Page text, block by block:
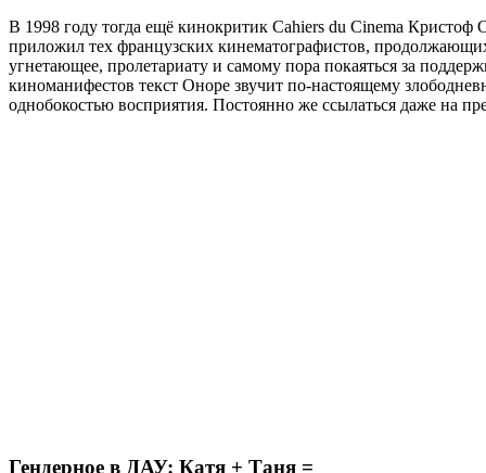
В 1998 году тогда ещё кинокритик Cahiers du Cinema Кристоф
приложил тех французских кинематографистов,
угнетающее, пролетариату и самому пора покаяться за
киноманифестов текст Оноре звучит по-настоящему
однобокостью восприятия. Постоянно же ссылаться даже на
Гендерное в ДАУ: Катя + Таня =